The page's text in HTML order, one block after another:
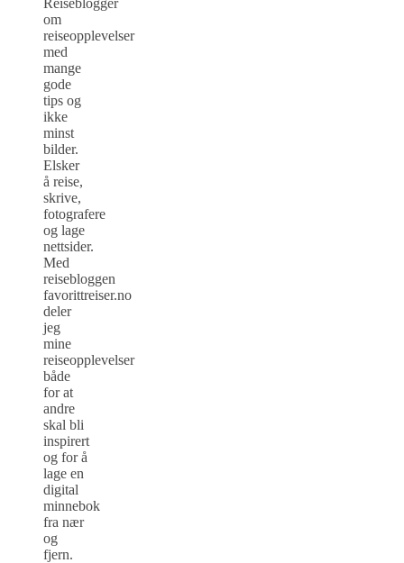
om
reiseopplevelser
med
mange
gode
tips og
ikke
minst
bilder.
Elsker
å reise,
skrive,
fotografere
og lage
nettsider.
Med
reisebloggen
favorittreiser.no
deler
jeg
mine
reiseopplevelser
både
for at
andre
skal bli
inspirert
og for å
lage en
digital
minnebok
fra nær
og
fjern.